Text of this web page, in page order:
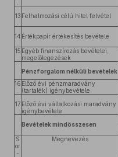
13 Felhalmozási célú hitel felvétel
14 Értékpapír értékesítés bevétele
15 Egyéb finanszírozás bevételei,
megelőlegezések
Pénzforgalom nélküli bevételek
16 Előző évi pénzmaradvány
(tartalék) igénybevétele
17 Előző évi vállalkozási maradvány
igénybevétele
Bevételek mindösszesen
S
or
-
Megnevezés